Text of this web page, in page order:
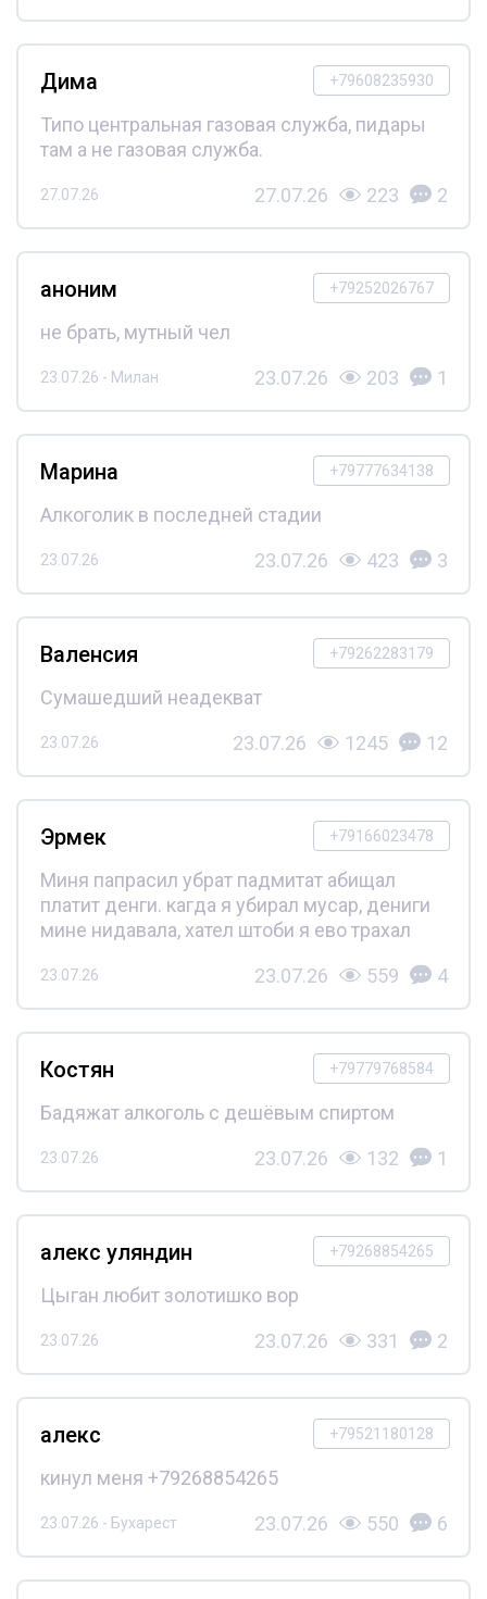
+79608235930
Дима
Типо центральная газовая служба, пидары
там а не газовая служба.
27.07.26 27.07.26 223 2
+79252026767
аноним
не брать, мутный чел
23.07.26 - Милан 23.07.26 203 1
+79777634138
Марина
Алкоголик в последней стадии
23.07.26 23.07.26 423 3
+79262283179
Валенсия
Сумашедший неадекват
23.07.26 23.07.26 1245 12
+79166023478
Эрмек
Миня папрасил убрат падмитат абищал
платит денги. кагда я убирал мусар, дениги
мине нидавала, хател штоби я ево трахал
23.07.26 23.07.26 559 4
+79779768584
Костян
Бадяжат алкоголь с дешёвым спиртом
23.07.26 23.07.26 132 1
+79268854265
алекс уляндин
Цыган любит золотишко вор
23.07.26 23.07.26 331 2
+79521180128
алекс
кинул меня +79268854265
23.07.26 - Бухарест 23.07.26 550 6